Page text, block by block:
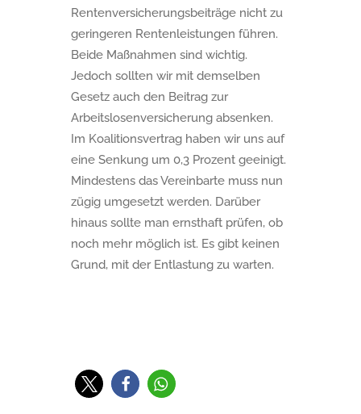
Rentenversicherungsbeiträge nicht zu
geringeren Rentenleistungen führen.
Beide Maßnahmen sind wichtig.
Jedoch sollten wir mit demselben
Gesetz auch den Beitrag zur
Arbeitslosenversicherung absenken.
Im Koalitionsvertrag haben wir uns auf
eine Senkung um 0,3 Prozent geeinigt.
Mindestens das Vereinbarte muss nun
zügig umgesetzt werden. Darüber
hinaus sollte man ernsthaft prüfen, ob
noch mehr möglich ist. Es gibt keinen
Grund, mit der Entlastung zu warten.